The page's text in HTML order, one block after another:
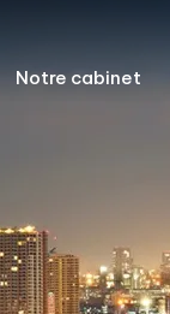
Notre cabinet